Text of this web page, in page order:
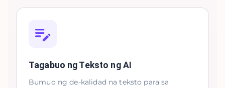
Tagabuo ng Teksto ng AI
Bumuo ng de-kalidad na teksto para sa